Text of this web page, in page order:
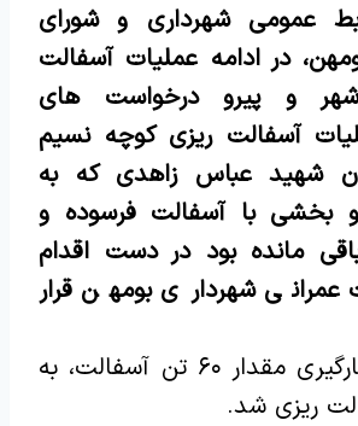
عمومی شهرداری و شورای
در ادامه عملیات آسفالت
شهر و پیرو درخواست های
آسفالت ریزی کوچه نسیم
شهید عباس زاهدی که به
بخشی با آسفالت فرسوده و
مانده بود در دست اقدام
شهرداری بومهن قرار
این معبر با بکارگیری مقدار ۶۰ تن آسفالت، به
ریزی شد.